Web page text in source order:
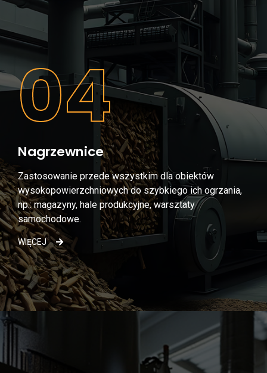
04
Nagrzewnice
Zastosowanie przede wszystkim dla obiektów
wysokopowierzchniowych do szybkiego ich ogrzania,
np.: magazyny, hale produkcyjne, warsztaty
samochodowe.
WIĘCEJ